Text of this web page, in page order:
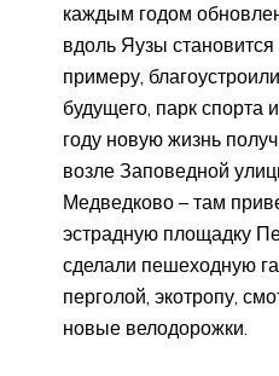
каждым годом
вдоль Яузы
примеру,
будущего, парк спорта
году новую жизнь
возле Заповедной
Медведково – там
эстрадную площадку
сделали пешеходную
перголой, экотропу,
новые велодорожки.